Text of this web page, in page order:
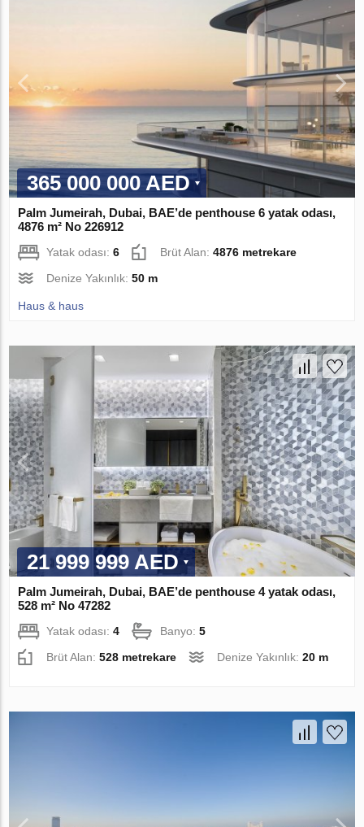
365 000 000 AED
Palm Jumeirah, Dubai, BAE’de penthouse 6 yatak odası,
4876 m² No 226912
Yatak odası:6 Brüt Alan:4876 metrekare
Denize Yakınlık:50 m
Haus & haus
21 999 999 AED
Palm Jumeirah, Dubai, BAE’de penthouse 4 yatak odası,
528 m² No 47282
Yatak odası:4 Banyo:5
Brüt Alan:528 metrekare Denize Yakınlık:20 m